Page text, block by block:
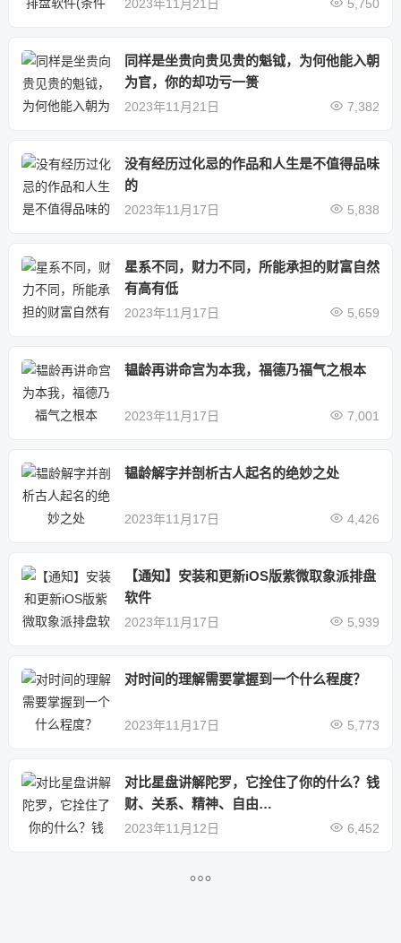
2023年11月21日 5,750
同样是坐贵向贵见贵的魁钺，为何他能入朝
为官，你的却功亏一篑
2023年11月21日 7,382
没有经历过化忌的作品和人生是不值得品味
的
2023年11月17日 5,838
星系不同，财力不同，所能承担的财富自然
有高有低
2023年11月17日 5,659
韫龄再讲命宫为本我，福德乃福气之根本
2023年11月17日 7,001
韫龄解字并剖析古人起名的绝妙之处
2023年11月17日 4,426
【通知】安装和更新iOS版紫微取象派排盘
软件
2023年11月17日 5,939
对时间的理解需要掌握到一个什么程度？
2023年11月17日 5,773
对比星盘讲解陀罗，它拴住了你的什么？钱
财、关系、精神、自由…
2023年11月12日 6,452